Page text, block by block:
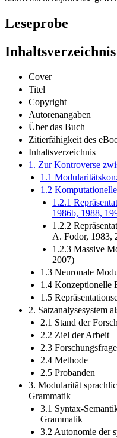
Leseprobe
Inhaltsverzeichnis
Cover
Titel
Copyright
Autorenangaben
Über das Buch
Zitierfähigkeit des
Inhaltsverzeichnis
1. Zur Kontroverse
1.1
1.2
1.2.1
1986b, 1988,
1.2.2
A. Fodor, 1983,
1.2.3 Massive
2007)
1.3 Neuronale
1.4 Konzeptionelle
1.5
2. Satzanalysesystem
2.1 Stand der
2.2 Ziel der Arbeit
2.3
2.4 Methode
2.5 Probanden
3. Modularität
Grammatik
3.1 Syntax-
Grammatik
3.2 Autonomie der